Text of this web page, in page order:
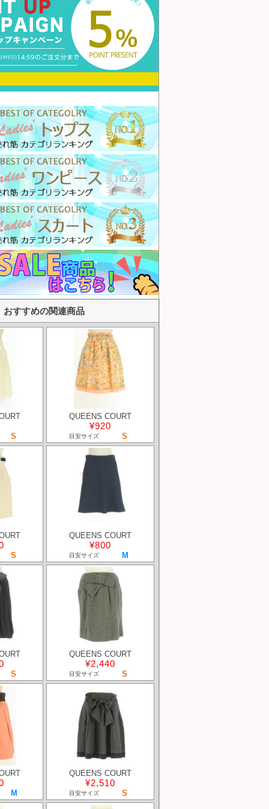
おすすめの関連商品
S
QUEENS COURT
¥920
目安サイズ S
S
QUEENS COURT
¥800
目安サイズ M
S
QUEENS COURT
¥2,440
目安サイズ S
M
QUEENS COURT
¥2,510
目安サイズ S